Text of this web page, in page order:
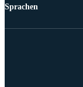
Sprachen